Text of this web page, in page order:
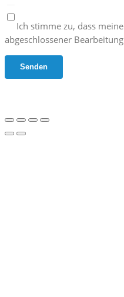
Ich stimme zu, dass
abgeschlossener